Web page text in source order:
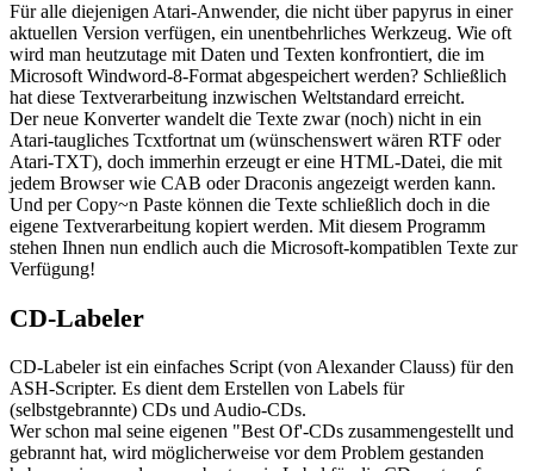
Für alle diejenigen Atari-Anwender, die nicht über papyrus in einer
aktuellen Version verfügen, ein unentbehrliches Werkzeug. Wie oft
wird man heutzutage mit Daten und Texten konfrontiert, die im
Microsoft Windword-8-Format abgespeichert werden? Schließlich
hat diese Textverarbeitung inzwischen Weltstandard erreicht.
Der neue Konverter wandelt die Texte zwar (noch) nicht in ein
Atari-taugliches Tcxtfortnat um (wünschenswert wären RTF oder
Atari-TXT), doch immerhin erzeugt er eine HTML-Datei, die mit
jedem Browser wie CAB oder Draconis angezeigt werden kann.
Und per Copy~n Paste können die Texte schließlich doch in die
eigene Textverarbeitung kopiert werden. Mit diesem Programm
stehen Ihnen nun endlich auch die Microsoft-kompatiblen Texte zur
Verfügung!
CD-Labeler
CD-Labeler ist ein einfaches Script (von Alexander Clauss) für den
ASH-Scripter. Es dient dem Erstellen von Labels für
(selbstgebrannte) CDs und Audio-CDs.
Wer schon mal seine eigenen "Best Of'-CDs zusammengestellt und
gebrannt hat, wird möglicherweise vor dem Problem gestanden